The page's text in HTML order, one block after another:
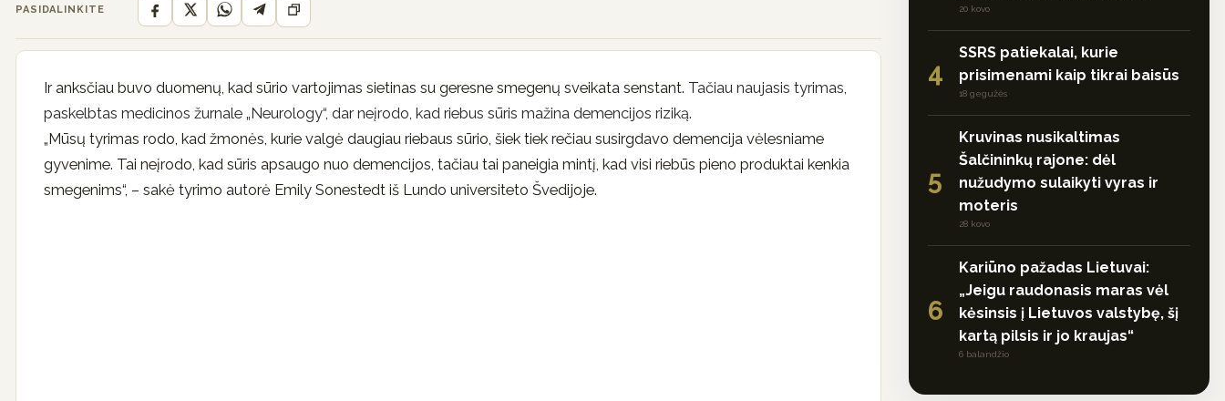
PASIDALINKITE
Ir anksčiau buvo duomenų, kad sūrio vartojimas sietinas su geresne smegenų sveikata senstant. Tačiau naujasis tyrimas,
paskelbtas medicinos žurnale „Neurology“, dar neįrodo, kad riebus sūris mažina demencijos riziką.
„Mūsų tyrimas rodo, kad žmonės, kurie valgė daugiau riebaus sūrio, šiek tiek rečiau susirgdavo demencija vėlesniame
gyvenime. Tai neįrodo, kad sūris apsaugo nuo demencijos, tačiau tai paneigia mintį, kad visi riebūs pieno produktai kenkia
smegenims“, – sakė tyrimo autorė Emily Sonestedt iš Lundo universiteto Švedijoje.
20 kovo
4
SSRS patiekalai, kurie
prisimenami kaip tikrai baisūs
18 gegužės
5
Kruvinas nusikaltimas
Šalčininkų rajone: dėl
nužudymo sulaikyti vyras ir
moteris
28 kovo
6
Kariūno pažadas Lietuvai:
„Jeigu raudonasis maras vėl
kėsinsis į Lietuvos valstybę, šį
kartą pilsis ir jo kraujas“
6 balandžio